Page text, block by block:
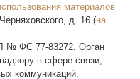
материалов
д. 16 (на
№ ФС 77-83272. Орган
в сфере связи,
коммуникаций.